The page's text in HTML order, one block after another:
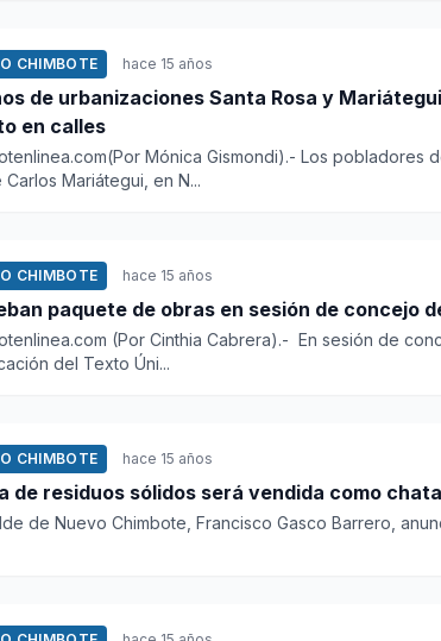
CHIMBOTE hace 15 años
de urbanizaciones Santa Rosa y Mariátegui piden reposición de
en calles
Mónica Gismondi).- Los pobladores
Mariátegui, en N...
CHIMBOTE hace 15 años
(Por Cinthia Cabrera).- En sesión de
del Texto Úni...
CHIMBOTE hace 15 años
de residuos sólidos será vendida como
de Nuevo Chimbote, Francisco Gasco Barrero,